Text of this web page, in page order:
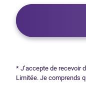
* J’accepte de recevoir
Limitée. Je comprends